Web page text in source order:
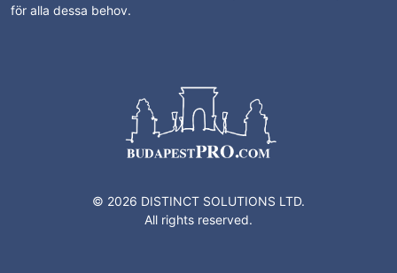
för alla dessa behov.
© 2026 DISTINCT SOLUTIONS LTD.
All rights reserved.